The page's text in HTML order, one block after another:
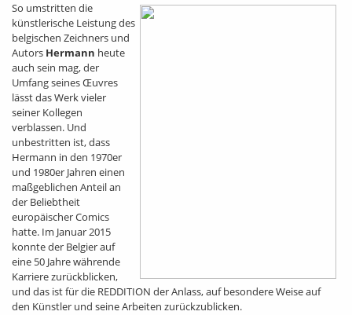
So umstritten die
künstlerische Leistung des
belgischen Zeichners und
Autors Hermann heute
auch sein mag, der
Umfang seines Œuvres
lässt das Werk vieler
seiner Kollegen
verblassen. Und
unbestritten ist, dass
Hermann in den 1970er
und 1980er Jahren einen
maßgeblichen Anteil an
der Beliebtheit
europäischer Comics
hatte. Im Januar 2015
konnte der Belgier auf
eine 50 Jahre währende
Karriere zurückblicken,
und das ist für die REDDITION der Anlass, auf besondere Weise auf
den Künstler und seine Arbeiten zurückzublicken.